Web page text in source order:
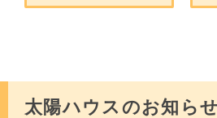
太陽ハウスのお知らせ